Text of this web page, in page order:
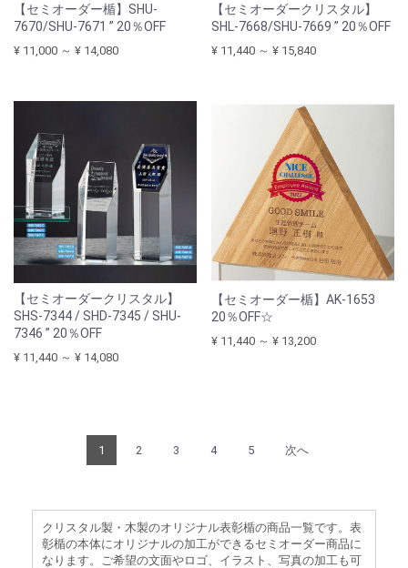
【セミオーダー楯】SHU-
7670/SHU-7671 ” 20％OFF
¥ 11,000 ～ ¥ 14,080
【セミオーダークリスタル】
SHL-7668/SHU-7669 ” 20％OFF
¥ 11,440 ～ ¥ 15,840
【セミオーダークリスタル】
SHS-7344 / SHD-7345 / SHU-
7346 ” 20％OFF
¥ 11,440 ～ ¥ 14,080
【セミオーダー楯】AK-1653
20％OFF☆
¥ 11,440 ～ ¥ 13,200
1 2 3 4 5 次へ
クリスタル製・木製のオリジナル表彰楯の商品一覧です。表
彰楯の本体にオリジナルの加工ができるセミオーダー商品に
なります。ご希望の文面やロゴ、イラスト、写真の加工も可